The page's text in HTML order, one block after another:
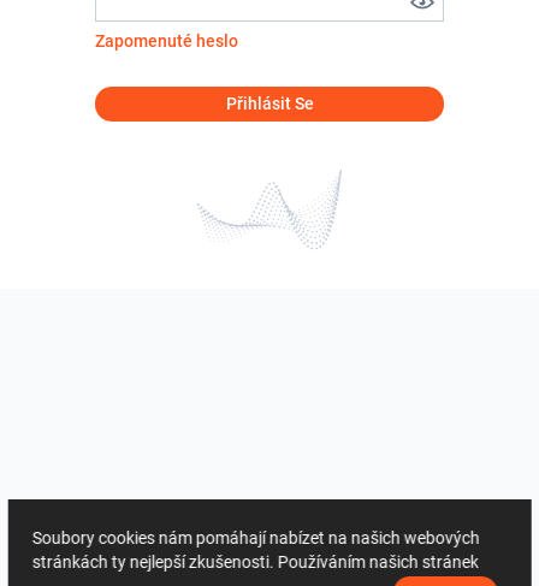
Zapomenuté heslo
Přihlásit Se
Soubory cookies nám pomáhají nabízet na našich webových
stránkách ty nejlepší zkušenosti. Používáním našich stránek